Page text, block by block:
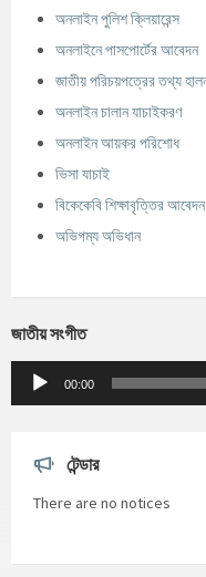
অনলাইন পুলিশ ক্লিয়ারেন্স
অনলাইনে পাসপোর্টের আবেদন
জাতীয় পরিচয়পত্রের তথ্য
অনলাইন চালান যাচাইকরণ
অনলাইন আয়কর পরিশোধ
ভিসা যাচাই
বিকেকেবি শিক্ষাবৃত্তির আবেদন
অভিগম্য অভিধান
জাতীয় সংগীত
Audio
Player
00:00
টেন্ডার
There are no notices